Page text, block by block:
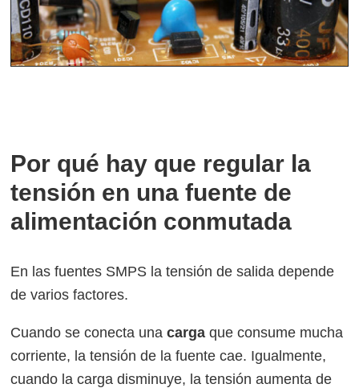
Por qué hay que regular la
tensión en una fuente de
alimentación conmutada
En las fuentes SMPS la tensión de salida depende
de varios factores.
Cuando se conecta unacarga que consume mucha
corriente, la tensión de la fuente cae. Igualmente,
cuando la carga disminuye, la tensión aumenta de